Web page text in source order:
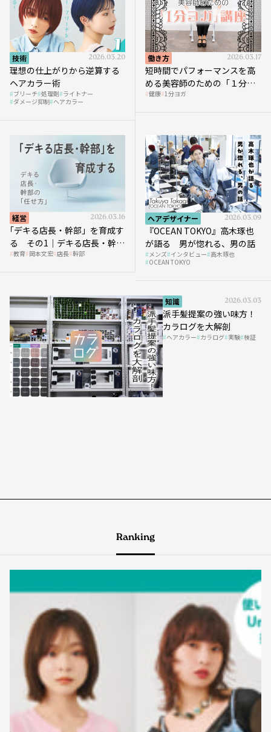
技術 2026.03.20
理想の仕上がりから逆算する
ヘアカラー術
ブリーチ 処理剤 ライトナー
ダメージ抑制 ヘアカラー
働き方 2026.03.17
短時間でパフォーマンスを高
める美容師のための「１分ヨ
ガ」講座｜実践編
健康 1分ヨガ
経営 2026.03.16
｢デキる店長・幹部」を育成す
る その1｜デキる店長・幹部
の「任せ方」
教育 岡本文宏 店長 幹部
ヘアデザイナー 2026.03.09
『OCEAN TOKYO』高木琢也
が語る 男が惚れる、男の話
メンズ インタビュー 高木琢也
OCEAN TOKYO
知識 2026.03.03
派手髪提案の強い味方！
カラログを大解剖
ヘアカラー カラログ 実験 検証
Ranking